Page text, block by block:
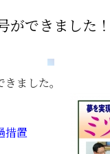
ができました
ました。
措置